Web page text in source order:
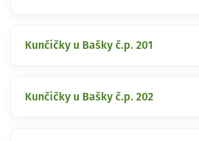
Kunčičky u Bašky č.p. 201
Kunčičky u Bašky č.p. 202